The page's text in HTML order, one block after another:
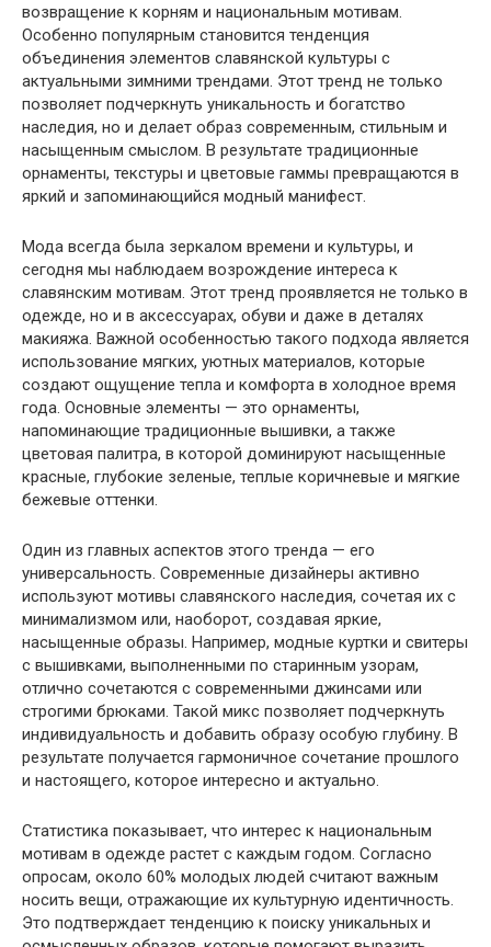
возвращение к корням и национальным мотивам.
Особенно популярным становится тенденция
объединения элементов славянской культуры с
актуальными зимними трендами. Этот тренд не только
позволяет подчеркнуть уникальность и богатство
наследия, но и делает образ современным, стильным и
насыщенным смыслом. В результате традиционные
орнаменты, текстуры и цветовые гаммы превращаются в
яркий и запоминающийся модный манифест.
Мода всегда была зеркалом времени и культуры, и
сегодня мы наблюдаем возрождение интереса к
славянским мотивам. Этот тренд проявляется не только в
одежде, но и в аксессуарах, обуви и даже в деталях
макияжа. Важной особенностью такого подхода является
использование мягких, уютных материалов, которые
создают ощущение тепла и комфорта в холодное время
года. Основные элементы — это орнаменты,
напоминающие традиционные вышивки, а также
цветовая палитра, в которой доминируют насыщенные
красные, глубокие зеленые, теплые коричневые и мягкие
бежевые оттенки.
Один из главных аспектов этого тренда — его
универсальность. Современные дизайнеры активно
используют мотивы славянского наследия, сочетая их с
минимализмом или, наоборот, создавая яркие,
насыщенные образы. Например, модные куртки и свитеры
с вышивками, выполненными по старинным узорам,
отлично сочетаются с современными джинсами или
строгими брюками. Такой микс позволяет подчеркнуть
индивидуальность и добавить образу особую глубину. В
результате получается гармоничное сочетание прошлого
и настоящего, которое интересно и актуально.
Статистика показывает, что интерес к национальным
мотивам в одежде растет с каждым годом. Согласно
опросам, около 60% молодых людей считают важным
носить вещи, отражающие их культурную идентичность.
Это подтверждает тенденцию к поиску уникальных и